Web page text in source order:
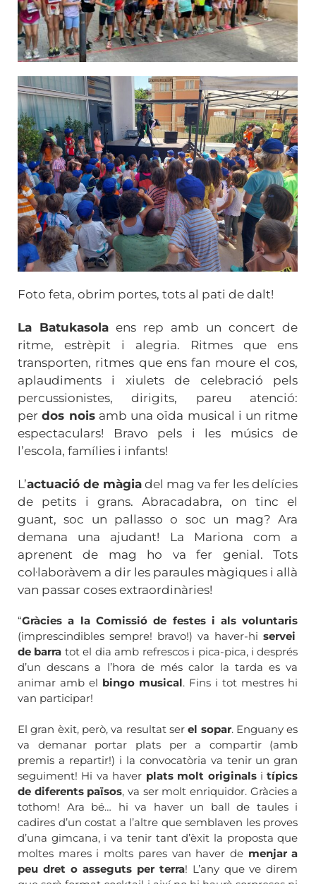
Foto feta, obrim portes, tots al pati de dalt!
La Batukasola ens rep amb un concert de
ritme, estrèpit i alegria. Ritmes que ens
transporten, ritmes que ens fan moure el cos,
aplaudiments i xiulets de celebració pels
percussionistes, dirigits, pareu atenció:
perdos noisamb una oïda musical i un ritme
espectaculars! Bravo pels i les músics de
l’escola, famílies i infants!
L’actuació de màgia del mag va fer les delícies
de petits i grans. Abracadabra, on tinc el
guant, soc un pallasso o soc un mag? Ara
demana una ajudant! La Mariona com a
aprenent de mag ho va fer genial. Tots
col·laboràvem a dir les paraules màgiques i allà
van passar coses extraordinàries!
“Gràcies a la Comissió de festes i als voluntaris
(imprescindibles sempre! bravo!) va haver-hiservei
de barra tot el dia amb refrescos i pica-pica, i després
d’un descans a l’hora de més calor la tarda es va
animar amb el bingo musical. Fins i tot mestres hi
van participar!
El gran èxit, però, va resultat serel sopar. Enguany es
va demanar portar plats per a compartir (amb
premis a repartir!) i la convocatòria va tenir un gran
seguiment! Hi va haver plats molt originalsitípics
de diferents països, va ser molt enriquidor. Gràcies a
tothom! Ara bé… hi va haver un ball de taules i
cadires d’un costat a l’altre que semblaven les proves
d’una gimcana, i va tenir tant d’èxit la proposta que
moltes mares i molts pares van haver de menjar a
peu dret o asseguts per terra! L’any que ve direm